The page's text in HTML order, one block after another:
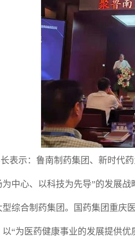
表示：鲁南制药集团、新时代
中心、以科技为先导”的发展
综合制药集团。国药集团重庆
“为医药健康事业的发展提供